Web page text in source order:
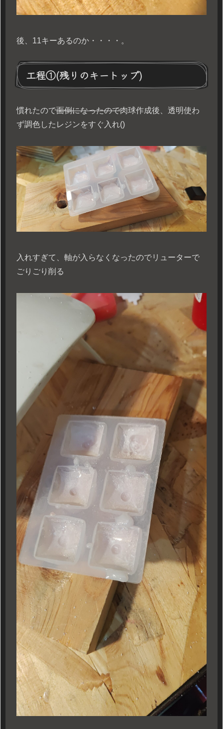
後、11キーあるのか・・・・。
工程①(残りのキートップ)
慣れたので面倒になったので肉球作成後、透明使わ
ず調色したレジンをすぐ入れ()
入れすぎて、軸が入らなくなったのでリューターで
ごりごり削る